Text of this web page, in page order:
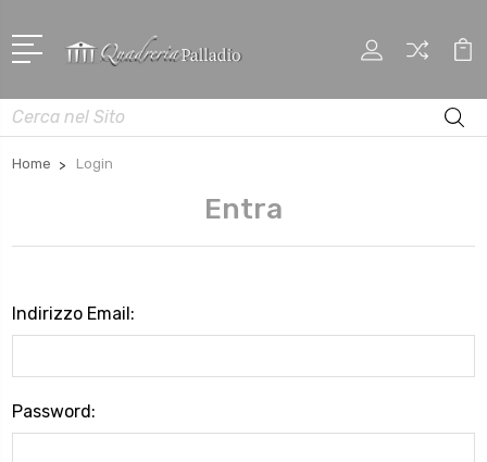
Cerca
Home Login
Entra
Indirizzo Email:
Password: